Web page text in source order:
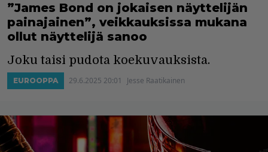
”James Bond on jokaisen näyttelijän
painajainen”, veikkauksissa mukana
ollut näyttelijä sanoo
Joku taisi pudota koekuvauksista.
EUROOPPA 29.6.2025 20:01 Jesse Raatikainen